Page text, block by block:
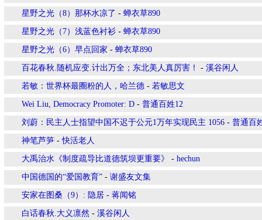
星野之光（8）那杯水凉了 - 蝉衣草890
星野之光（7）浅蓝色衬衫 - 蝉衣草890
星野之光（6）早点回家 - 蝉衣草890
百花春秋.随机应变.计出万全；东北美人真厉害！ - 溪谷闲人
若敏：世界杯最圈粉的人，哈兰德 - 若敏思文
Wei Liu, Democracy Promoter: D - 普通百姓12
刘蔚：民主人士指望中国不迟于公元1万年实现民主 1056 - 普通百
神笔芦笋 -快活老人
大禹治水《制度疏导比道德筑坝更重要》 - hechun
中国德国的“爱国教育” - 谢盛友文集
安家在图桑（9）: 隐居 - 蒋闻铭
白话春秋.大义凛然 - 溪谷闲人